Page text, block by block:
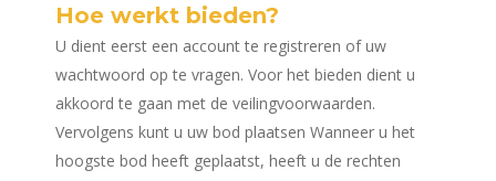
Hoe werkt bieden?
U dient eerst een account te registreren of uw
wachtwoord op te vragen. Voor het bieden dient u
akkoord te gaan met de veilingvoorwaarden.
Vervolgens kunt u uw bod plaatsen Wanneer u het
hoogste bod heeft geplaatst, heeft u de rechten